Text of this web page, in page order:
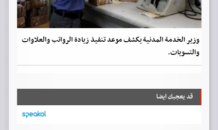
وزير الخدمة المدنية يكشف موعد تنفيذ زيادة الرواتب والعلاوات
والتسويات.
قد يعجبك ايضا